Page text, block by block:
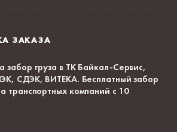
ЗАКАЗА
забор груза в ТК Байкал-Сервис,
СДЭК, ВИТЕКА. Бесплатный забор
транспортных компаний с 10